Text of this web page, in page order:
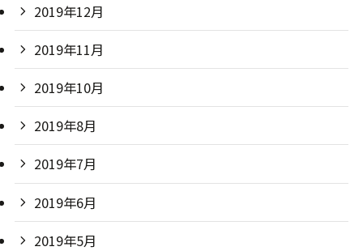
2019年12月
2019年11月
2019年10月
2019年8月
2019年7月
2019年6月
2019年5月